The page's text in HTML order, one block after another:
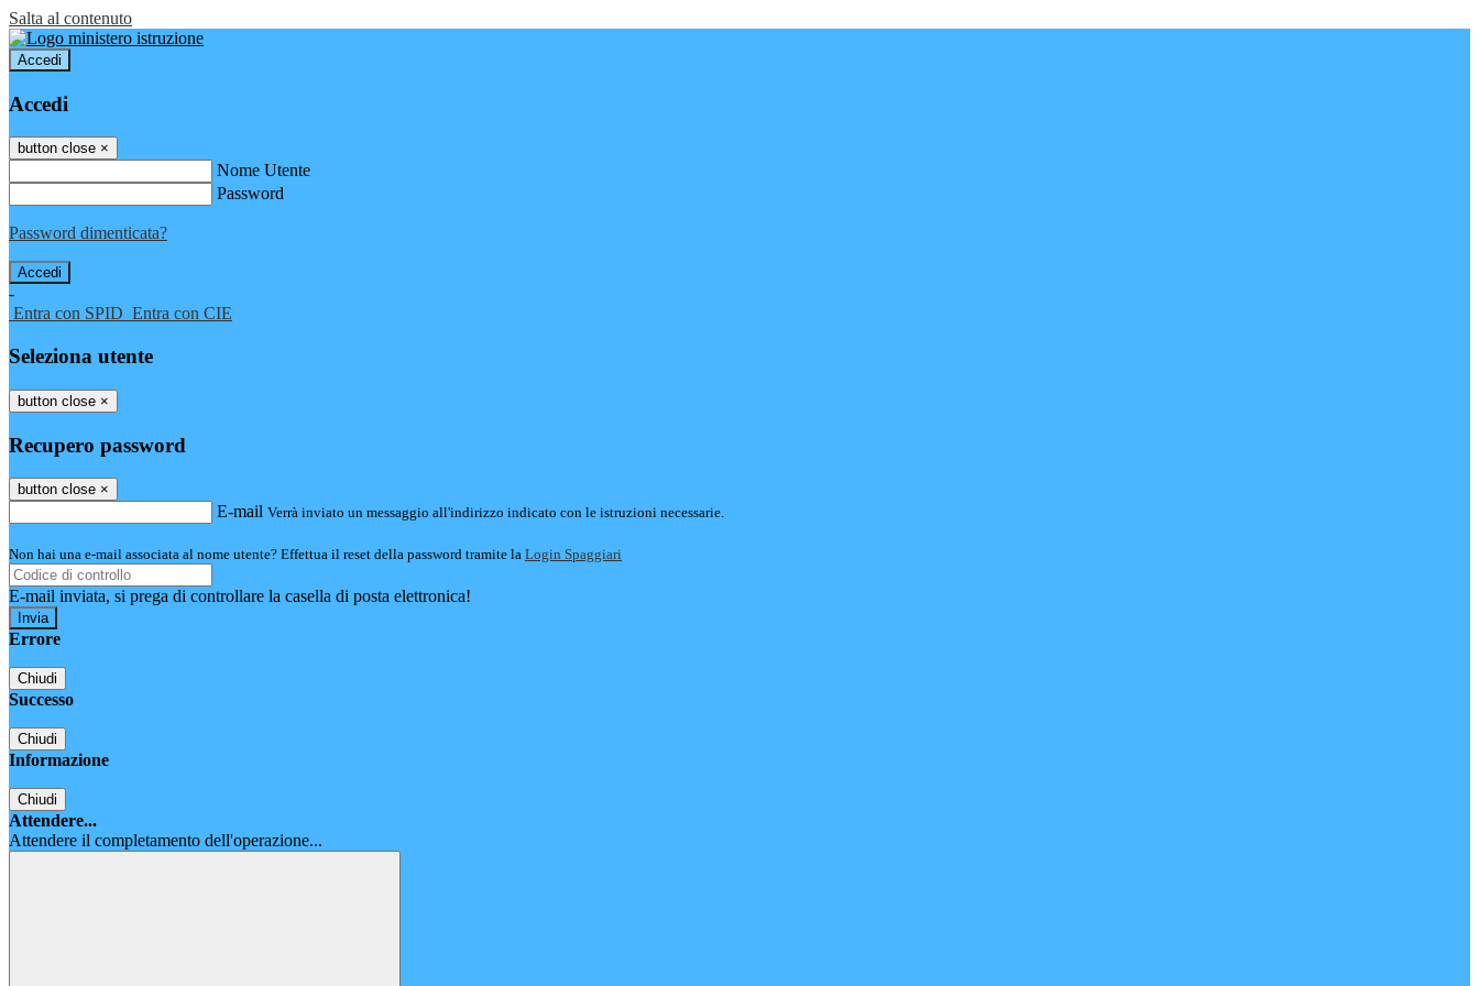
Salta al contenuto
Accedi
Accedi
button close ×
Nome Utente
Password
Password dimenticata?
-
Entra con SPID Entra con CIE
Seleziona utente
button close ×
Recupero password
button close ×
E-mail Verrà inviato un messaggio all'indirizzo indicato con le istruzioni necessarie.
Non hai una e-mail associata al nome utente? Effettua il reset della password tramite la Login Spaggiari
E-mail inviata, si prega di controllare la casella di posta elettronica!
Errore
Chiudi
Successo
Chiudi
Informazione
Chiudi
Attendere...
Attendere il completamento dell'operazione...